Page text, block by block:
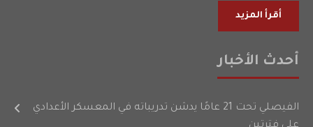
أقرأ المزيد
أحدث الأخبار
الفيصلي تحت 21 عامًا يدشن تدريباته في المعسكر الأعدادي